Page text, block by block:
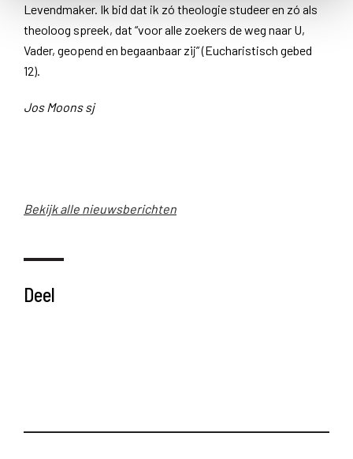
Levendmaker. Ik bid dat ik zó theologie studeer en zó als
theoloog spreek, dat “voor alle zoekers de weg naar U,
Vader, geopend en begaanbaar zij” (Eucharistisch gebed
12).
Jos Moons sj
Bekijk alle nieuwsberichten
Deel